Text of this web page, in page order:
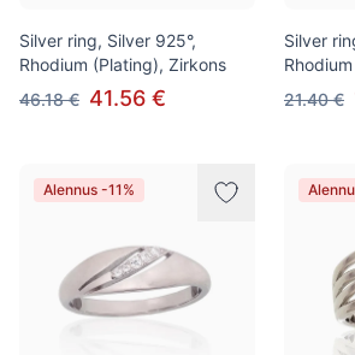
Silver ring, Silver 925°,
Rhodium (Plating), Zirkons
46.18 € 41.56 €
Silver
21.40 €
Alennus -11%